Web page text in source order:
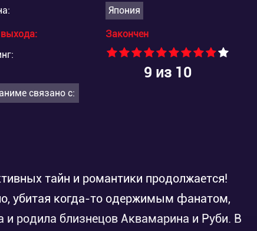
Япония
Закончен
9 из 10
связано с:
тайн и романтики продолжается!
убитая когда-то одержимым фанатом,
и родила близнецов Аквамарина и Руби. В